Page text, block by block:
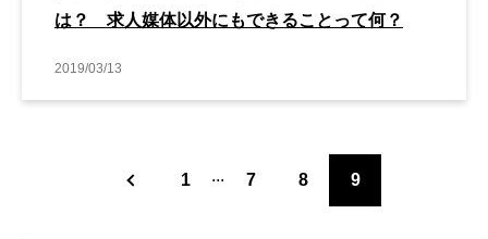
は？ 求人媒体以外にもできることって何？
2019/03/13
1 ... 7 8 9